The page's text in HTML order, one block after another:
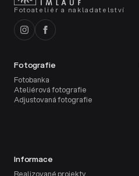
Fotoateliér a nakladatelství
Fotografie
Fotobanka
Ateliérová fotografie
Adjustovaná fotografie
Informace
Realizované projekty